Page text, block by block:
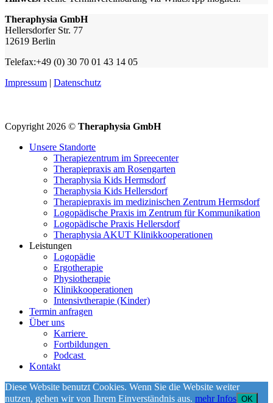
Theraphysia GmbH
Hellersdorfer Str. 77
12619 Berlin
Telefax:+49 (0) 30 70 01 43 14 05
Impressum | Datenschutz
Copyright 2026 © Theraphysia GmbH
Unsere Standorte
Therapiezentrum im Spreecenter
Therapiepraxis am Rosengarten
Theraphysia Kids Hermsdorf
Theraphysia Kids Hellersdorf
Therapiepraxis im medizinischen Zentrum Hermsdorf
Logopädische Praxis im Zentrum für Kommunikation
Logopädische Praxis Hellersdorf
Theraphysia AKUT Klinikkooperationen
Leistungen
Logopädie
Ergotherapie
Physiotherapie
Klinikkooperationen
Intensivtherapie (Kinder)
Termin anfragen
Über uns
Karriere
Fortbildungen
Podcast
Kontakt
Diese Website benutzt Cookies. Wenn Sie die Website weiter
nutzen, gehen wir von Ihrem Einverständnis aus. mehr Infos OK